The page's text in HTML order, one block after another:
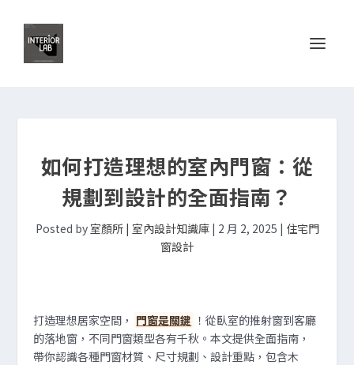
如何打造理想的室內門窗：從
規劃到設計的全面指南？
Posted by 室顏所 | 室內設計知識庫| 2 月 2, 2025 | 住宅門
窗設計
打造理想居家空間， 門窗是關鍵 ！從臥室的推射窗到客廳
的落地窗，不同門窗類型各有千秋。本文提供全面指南，
帶你認識各種門窗材質、尺寸規劃、設計重點，包含木